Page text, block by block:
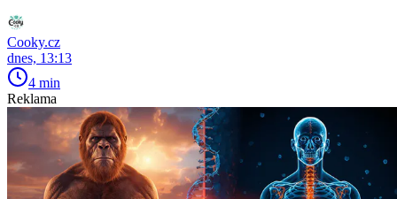
Cooky.cz
dnes, 13:13
4 min
Reklama